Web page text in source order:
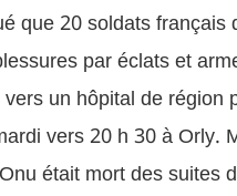
que 20 soldats français
par éclats et
un hôpital de région
vers 20 h 30 à Orly.
était mort des suites